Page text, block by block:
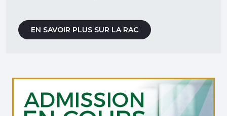
EN SAVOIR PLUS SUR LA RAC